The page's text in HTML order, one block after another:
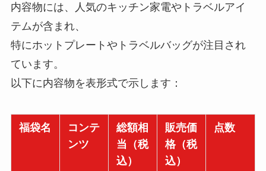
内容物には、人気のキッチン家電やトラベルアイ
テムが含まれ、
特にホットプレートやトラベルバッグが注目され
ています。
以下に内容物を表形式で示します：
福袋名
コンテ
ンツ
総額相
当（税
込）
販売価
格（税
込）
点数